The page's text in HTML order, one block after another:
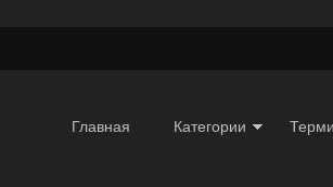
Главная Категории